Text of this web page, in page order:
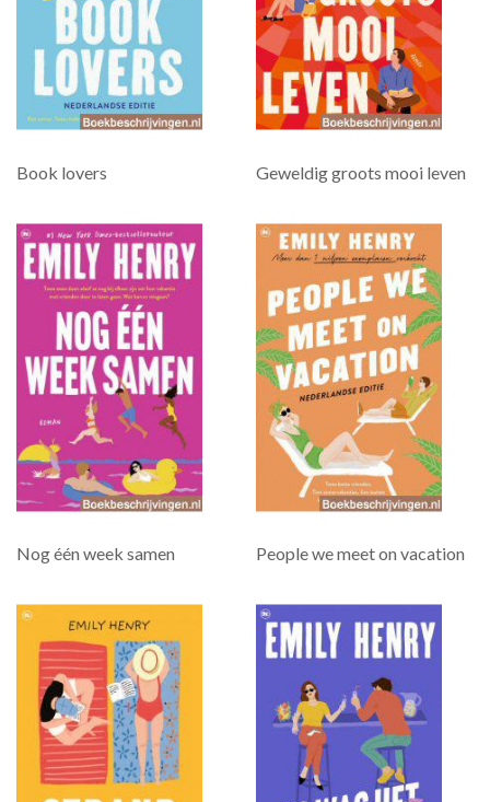
Book lovers Geweldig groots mooi leven
Nog één week samen People we meet on vacation